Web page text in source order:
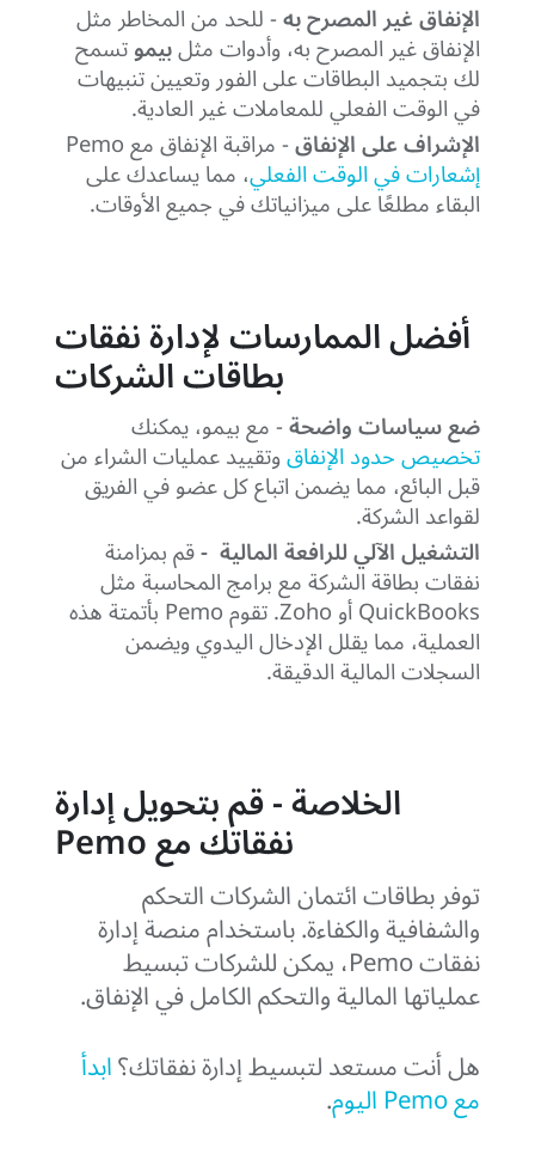
الإنفاق غير المصرح به- للحد من المخاطر مثل
الإنفاق غير المصرح به، وأدوات مثلبيموتسمح
لك بتجميد البطاقات على الفور وتعيين تنبيهات
في الوقت الفعلي للمعاملات غير العادية.
الإشراف على الإنفاق- مراقبة الإنفاق مع Pemo
إشعارات في الوقت الفعلي، مما يساعدك على
البقاء مطلعًا على ميزانياتك في جميع الأوقات.
أفضل الممارسات لإدارة نفقات
بطاقات الشركات
ضع سياسات واضحة- مع بيمو، يمكنك
تخصيص حدود الإنفاقوتقييد عمليات الشراء من
قبل البائع، مما يضمن اتباع كل عضو في الفريق
لقواعد الشركة.
التشغيل الآلي للرافعة المالية ‍ -قم بمزامنة
نفقات بطاقة الشركة مع برامج المحاسبة مثل
QuickBooks أو Zoho. تقوم Pemo بأتمتة هذه
العملية، مما يقلل الإدخال اليدوي ويضمن
السجلات المالية الدقيقة.
الخلاصة - قم بتحويل إدارة
نفقاتك مع Pemo
توفر بطاقات ائتمان الشركات التحكم
والشفافية والكفاءة. باستخدام منصة إدارة
نفقات Pemo، يمكن للشركات تبسيط
عملياتها المالية والتحكم الكامل في الإنفاق.
هل أنت مستعد لتبسيط إدارة نفقاتك؟ابدأ
مع Pemo اليوم .